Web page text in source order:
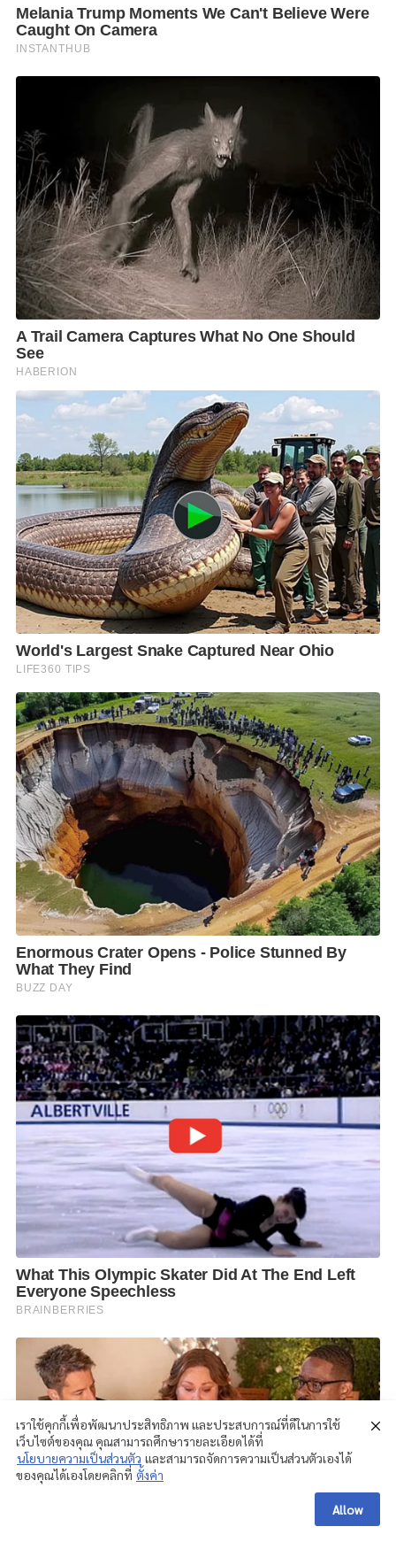
เราใช้คุกกี้เพื่อพัฒนาประสิทธิภาพ และประสบการณ์ที่ดีในการใช้
เว็บไซต์ของคุณ คุณสามารถศึกษารายละเอียดได้ที่
นโยบายความเป็นส่วนตัว และสามารถจัดการความเป็นส่วนตัวเองได้
ของคุณได้เองโดยคลิกที่ ตั้งค่า
Allow